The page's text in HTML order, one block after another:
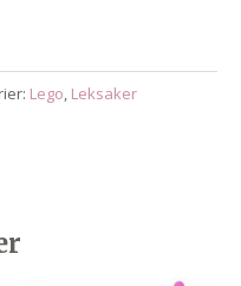
Lego, Leksaker